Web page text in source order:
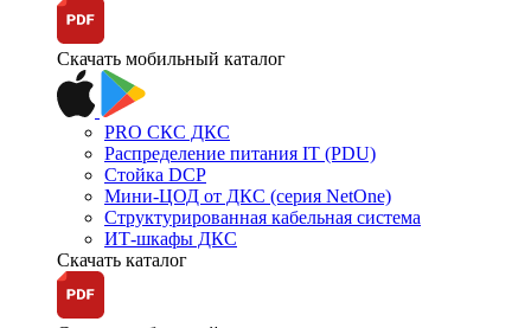
Скачать мобильный каталог
PRO СКС ДКС
Распределение питания IT (PDU)
Стойка DCP
Мини-ЦОД от ДКС (серия NetOne)
Структурированная кабельная система
ИТ-шкафы ДКС
Скачать каталог